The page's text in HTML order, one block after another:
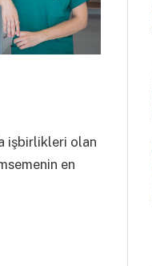
işbirlikleri olan
en